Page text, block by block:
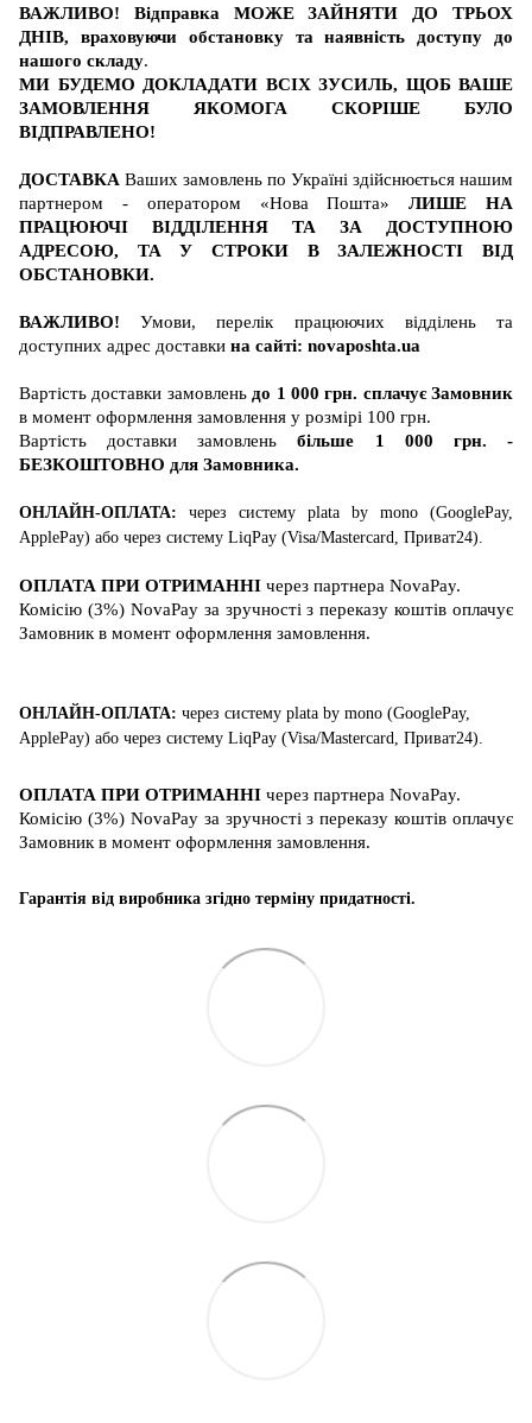
ВАЖЛИВО! Відправка МОЖЕ ЗАЙНЯТИ ДО ТРЬОХ
ДНІВ, враховуючи обстановку та наявність доступу до
нашого складу.
МИ БУДЕМО ДОКЛАДАТИ ВСІХ ЗУСИЛЬ, ЩОБ ВАШЕ
ЗАМОВЛЕННЯ ЯКОМОГА СКОРІШЕ БУЛО
ВІДПРАВЛЕНО!
ДОСТАВКА Ваших замовлень по Україні здійснюється нашим
партнером - оператором «Нова Пошта»ЛИШЕ НА
ПРАЦЮЮЧІ ВІДДІЛЕННЯ ТА ЗА ДОСТУПНОЮ
АДРЕСОЮ, ТА У СТРОКИ В ЗАЛЕЖНОСТІ ВІД
ОБСТАНОВКИ.
ВАЖЛИВО! Умови, перелік працюючих відділень та
доступних адрес доставки на сайті: novaposhta.ua
Вартість доставки замовлень до 1 000 грн. сплачує Замовник
в момент оформлення замовлення у розмірі 100 грн.
Вартість доставкизамовленьбільше 1 000 грн. -
БЕЗКОШТОВНО для Замовника.
ОНЛАЙН-ОПЛАТА: через систему plata by mono (GooglePay,
ApplePay) або через систему LiqPay (Visa/Mastercard , Приват24)
ОПЛАТА ПРИ ОТРИМАННІ через партнера NovaPay.
Комісію (3%) NovaPay за зручності з переказу коштів оплачує
Замовник в момент оформлення замовлення.
ОНЛАЙН-ОПЛАТА: через систему plata by mono (GooglePay,
ApplePay) або через систему LiqPay (Visa/Mastercard , Приват24)
ОПЛАТА ПРИ ОТРИМАННІ через партнера NovaPay.
Комісію (3%) NovaPay за зручності з переказу коштів оплачує
Замовник в момент оформлення замовлення.
Гарантія від виробника згідно терміну придатності.